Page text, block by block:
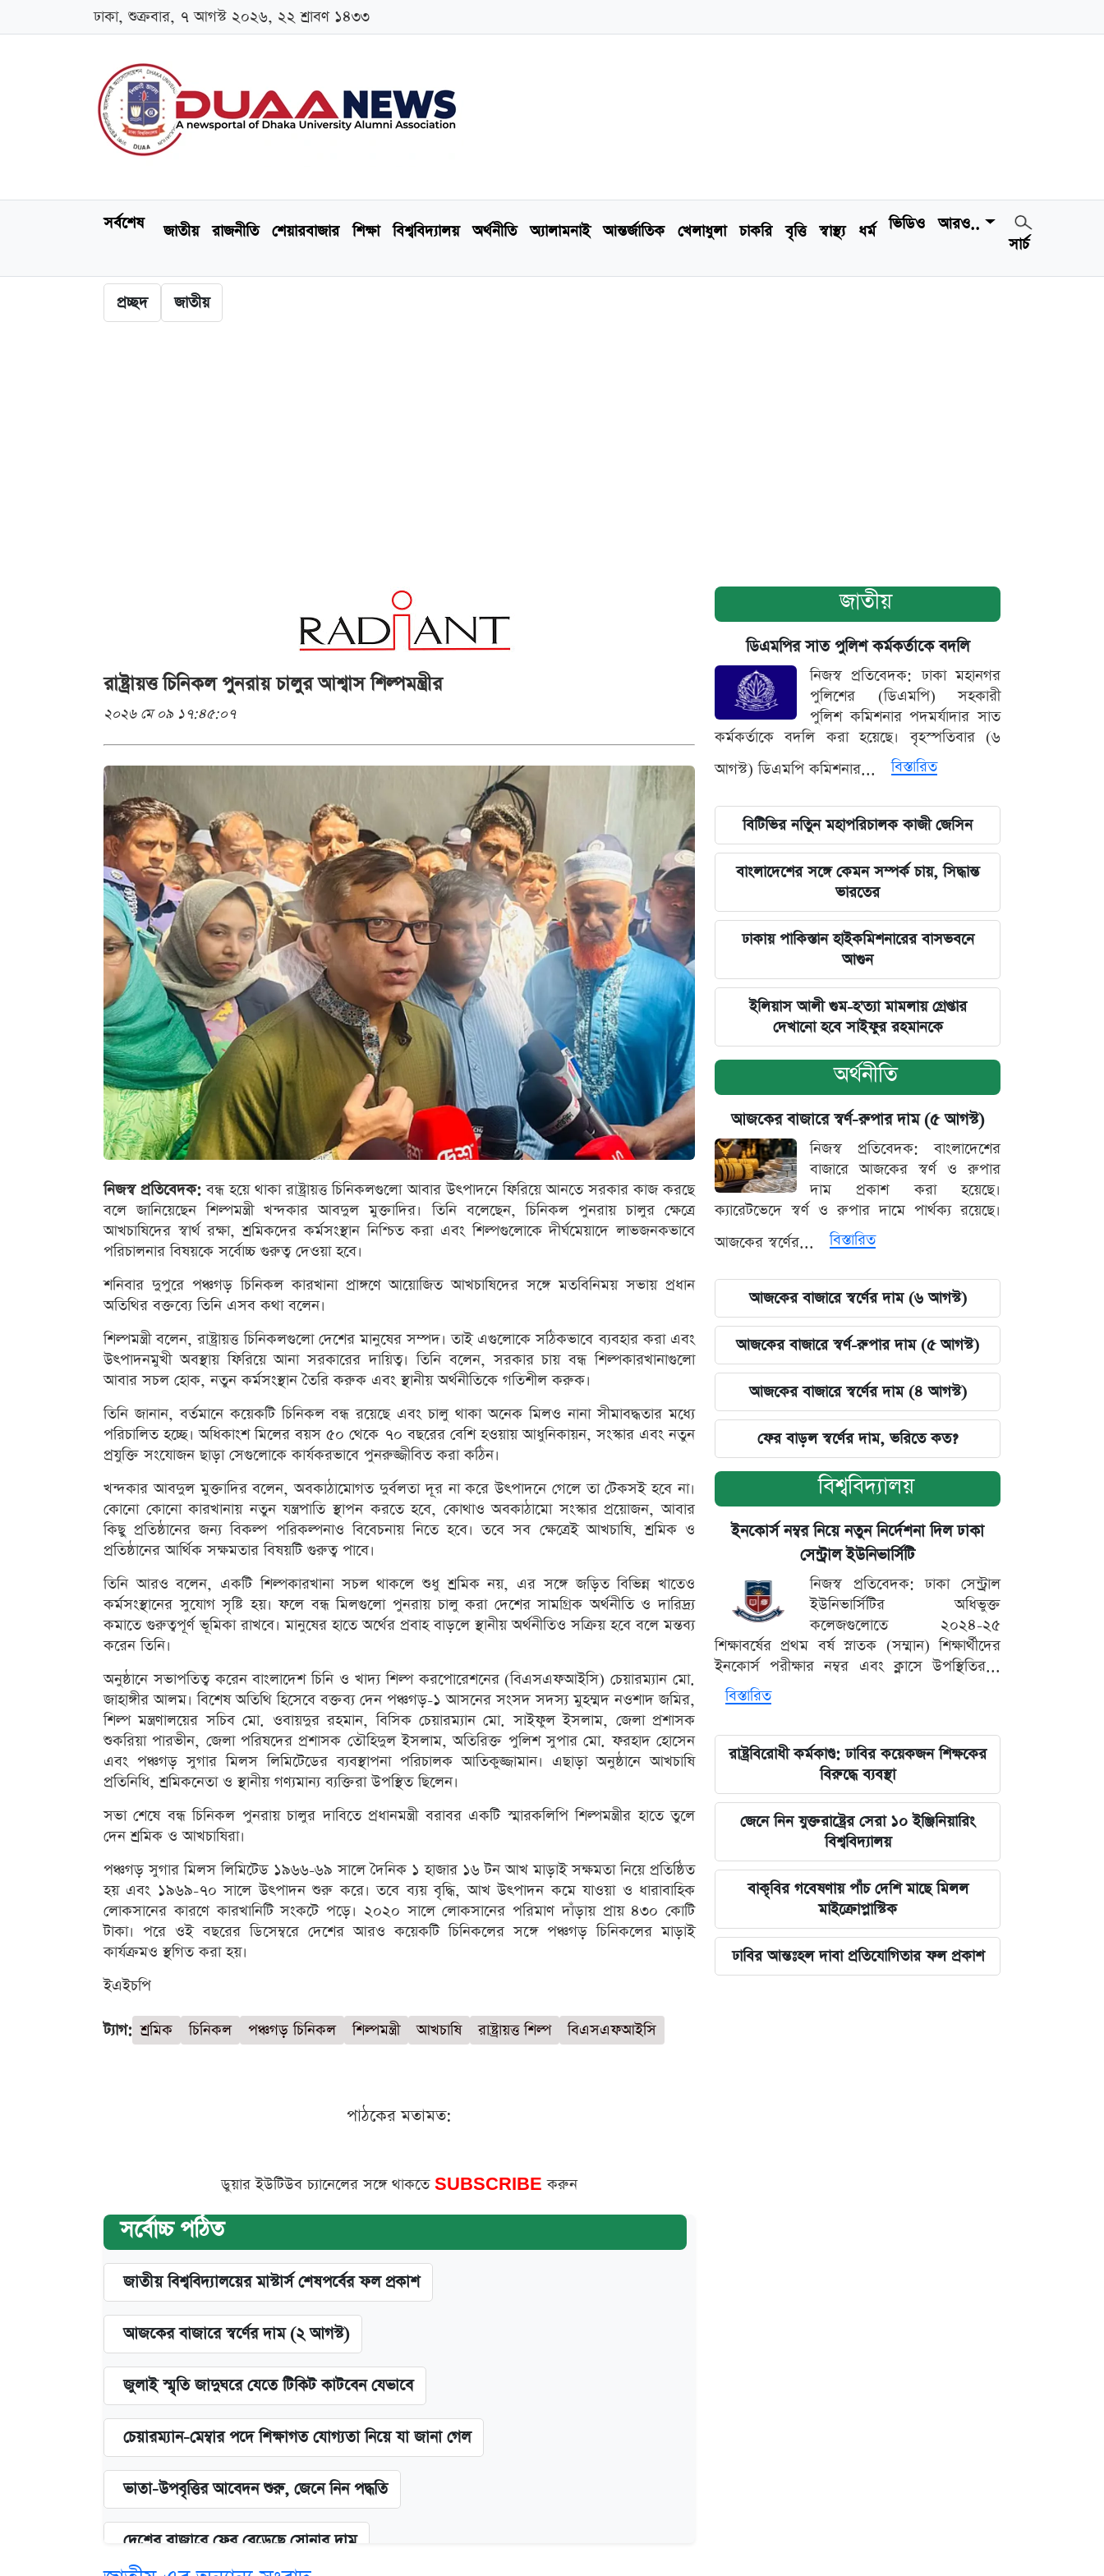
ঢাকা, শুক্রবার, ৭ আগস্ট ২০২৬, ২২ শ্রাবণ ১৪৩৩
সর্বশেষ জাতীয় রাজনীতি শেয়ারবাজার শিক্ষা বিশ্ববিদ্যালয় অর্থনীতি অ্যালামনাই আন্তর্জাতিক খেলাধুলা চাকরি বৃত্তি স্বাস্থ্য ধর্ম ভিডিও
আরও..
সার্চ
প্রচ্ছদ জাতীয়
রাষ্ট্রায়ত্ত চিনিকল পুনরায় চালুর আশ্বাস শিল্পমন্ত্রীর
২০২৬ মে ০৯ ১৭:৪৫:০৭
নিজস্ব প্রতিবেদক: বন্ধ হয়ে থাকা রাষ্ট্রায়ত্ত চিনিকলগুলো আবার উৎপাদনে ফিরিয়ে আনতে সরকার কাজ করছে
বলে জানিয়েছেন শিল্পমন্ত্রী খন্দকার আবদুল মুক্তাদির। তিনি বলেছেন, চিনিকল পুনরায় চালুর ক্ষেত্রে
আখচাষিদের স্বার্থ রক্ষা, শ্রমিকদের কর্মসংস্থান নিশ্চিত করা এবং শিল্পগুলোকে দীর্ঘমেয়াদে লাভজনকভাবে
পরিচালনার বিষয়কে সর্বোচ্চ গুরুত্ব দেওয়া হবে।
শনিবার দুপুরে পঞ্চগড় চিনিকল কারখানা প্রাঙ্গণে আয়োজিত আখচাষিদের সঙ্গে মতবিনিময় সভায় প্রধান
অতিথির বক্তব্যে তিনি এসব কথা বলেন।
শিল্পমন্ত্রী বলেন, রাষ্ট্রায়ত্ত চিনিকলগুলো দেশের মানুষের সম্পদ। তাই এগুলোকে সঠিকভাবে ব্যবহার করা এবং
উৎপাদনমুখী অবস্থায় ফিরিয়ে আনা সরকারের দায়িত্ব। তিনি বলেন, সরকার চায় বন্ধ শিল্পকারখানাগুলো
আবার সচল হোক, নতুন কর্মসংস্থান তৈরি করুক এবং স্থানীয় অর্থনীতিকে গতিশীল করুক।
তিনি জানান, বর্তমানে কয়েকটি চিনিকল বন্ধ রয়েছে এবং চালু থাকা অনেক মিলও নানা সীমাবদ্ধতার মধ্যে
পরিচালিত হচ্ছে। অধিকাংশ মিলের বয়স ৫০ থেকে ৭০ বছরের বেশি হওয়ায় আধুনিকায়ন, সংস্কার এবং নতুন
প্রযুক্তি সংযোজন ছাড়া সেগুলোকে কার্যকরভাবে পুনরুজ্জীবিত করা কঠিন।
খন্দকার আবদুল মুক্তাদির বলেন, অবকাঠামোগত দুর্বলতা দূর না করে উৎপাদনে গেলে তা টেকসই হবে না।
কোনো কোনো কারখানায় নতুন যন্ত্রপাতি স্থাপন করতে হবে, কোথাও অবকাঠামো সংস্কার প্রয়োজন, আবার
কিছু প্রতিষ্ঠানের জন্য বিকল্প পরিকল্পনাও বিবেচনায় নিতে হবে। তবে সব ক্ষেত্রেই আখচাষি, শ্রমিক ও
প্রতিষ্ঠানের আর্থিক সক্ষমতার বিষয়টি গুরুত্ব পাবে।
তিনি আরও বলেন, একটি শিল্পকারখানা সচল থাকলে শুধু শ্রমিক নয়, এর সঙ্গে জড়িত বিভিন্ন খাতেও
কর্মসংস্থানের সুযোগ সৃষ্টি হয়। ফলে বন্ধ মিলগুলো পুনরায় চালু করা দেশের সামগ্রিক অর্থনীতি ও দারিদ্র্য
কমাতে গুরুত্বপূর্ণ ভূমিকা রাখবে। মানুষের হাতে অর্থের প্রবাহ বাড়লে স্থানীয় অর্থনীতিও সক্রিয় হবে বলে মন্তব্য
করেন তিনি।
অনুষ্ঠানে সভাপতিত্ব করেন বাংলাদেশ চিনি ও খাদ্য শিল্প করপোরেশনের (বিএসএফআইসি) চেয়ারম্যান মো.
জাহাঙ্গীর আলম। বিশেষ অতিথি হিসেবে বক্তব্য দেন পঞ্চগড়-১ আসনের সংসদ সদস্য মুহম্মদ নওশাদ জমির,
শিল্প মন্ত্রণালয়ের সচিব মো. ওবায়দুর রহমান, বিসিক চেয়ারম্যান মো. সাইফুল ইসলাম, জেলা প্রশাসক
শুকরিয়া পারভীন, জেলা পরিষদের প্রশাসক তৌহিদুল ইসলাম, অতিরিক্ত পুলিশ সুপার মো. ফরহাদ হোসেন
এবং পঞ্চগড় সুগার মিলস লিমিটেডের ব্যবস্থাপনা পরিচালক আতিকুজ্জামান। এছাড়া অনুষ্ঠানে আখচাষি
প্রতিনিধি, শ্রমিকনেতা ও স্থানীয় গণ্যমান্য ব্যক্তিরা উপস্থিত ছিলেন।
সভা শেষে বন্ধ চিনিকল পুনরায় চালুর দাবিতে প্রধানমন্ত্রী বরাবর একটি স্মারকলিপি শিল্পমন্ত্রীর হাতে তুলে
দেন শ্রমিক ও আখচাষিরা।
পঞ্চগড় সুগার মিলস লিমিটেড ১৯৬৬-৬৯ সালে দৈনিক ১ হাজার ১৬ টন আখ মাড়াই সক্ষমতা নিয়ে প্রতিষ্ঠিত
হয় এবং ১৯৬৯-৭০ সালে উৎপাদন শুরু করে। তবে ব্যয় বৃদ্ধি, আখ উৎপাদন কমে যাওয়া ও ধারাবাহিক
লোকসানের কারণে কারখানিটি সংকটে পড়ে। ২০২০ সালে লোকসানের পরিমাণ দাঁড়ায় প্রায় ৪৩০ কোটি
টাকা। পরে ওই বছরের ডিসেম্বরে দেশের আরও কয়েকটি চিনিকলের সঙ্গে পঞ্চগড় চিনিকলের মাড়াই
কার্যক্রমও স্থগিত করা হয়।
ইএইচপি
ট্যাগ: শ্রমিক চিনিকল পঞ্চগড় চিনিকল শিল্পমন্ত্রী আখচাষি রাষ্ট্রায়ত্ত শিল্প বিএসএফআইসি
পাঠকের মতামত:
ডুয়ার ইউটিউব চ্যানেলের সঙ্গে থাকতে SUBSCRIBEকরুন
সর্বোচ্চ পঠিত
জাতীয় বিশ্ববিদ্যালয়ের মাস্টার্স শেষপর্বের ফল প্রকাশ
আজকের বাজারে স্বর্ণের দাম (২ আগস্ট)
জুলাই স্মৃতি জাদুঘরে যেতে টিকিট কাটবেন যেভাবে
চেয়ারম্যান-মেম্বার পদে শিক্ষাগত যোগ্যতা নিয়ে যা জানা গেল
ভাতা-উপবৃত্তির আবেদন শুরু, জেনে নিন পদ্ধতি
দেশের বাজারে ফের বেড়েছে সোনার দাম
জাতীয়
ডিএমপির সাত পুলিশ কর্মকর্তাকে বদলি
নিজস্ব প্রতিবেদক: ঢাকা মহানগর
পুলিশের (ডিএমপি) সহকারী
পুলিশ কমিশনার পদমর্যাদার সাত
কর্মকর্তাকে বদলি করা হয়েছে। বৃহস্পতিবার (৬
আগস্ট) ডিএমপি কমিশনার...
বিস্তারিত
বিটিভির নতিুন মহাপরিচালক কাজী জেসিন
বাংলাদেশের সঙ্গে কেমন সম্পর্ক চায়, সিদ্ধান্ত
ভারতের
ঢাকায় পাকিস্তান হাইকমিশনারের বাসভবনে
আগুন
ইলিয়াস আলী গুম-হ'ত্যা মামলায় গ্রেপ্তার
দেখানো হবে সাইফুর রহমানকে
অর্থনীতি
আজকের বাজারে স্বর্ণ-রুপার দাম (৫ আগস্ট)
নিজস্ব প্রতিবেদক: বাংলাদেশের
বাজারে আজকের স্বর্ণ ও রুপার
দাম প্রকাশ করা হয়েছে।
ক্যারেটভেদে স্বর্ণ ও রুপার দামে পার্থক্য রয়েছে।
আজকের স্বর্ণের...
বিস্তারিত
আজকের বাজারে স্বর্ণের দাম (৬ আগস্ট)
আজকের বাজারে স্বর্ণ-রুপার দাম (৫ আগস্ট)
আজকের বাজারে স্বর্ণের দাম (৪ আগস্ট)
ফের বাড়ল স্বর্ণের দাম, ভরিতে কত?
বিশ্ববিদ্যালয়
ইনকোর্স নম্বর নিয়ে নতুন নির্দেশনা দিল ঢাকা
সেন্ট্রাল ইউনিভার্সিটি
নিজস্ব প্রতিবেদক: ঢাকা সেন্ট্রাল
ইউনিভার্সিটির অধিভুক্ত
কলেজগুলোতে ২০২৪-২৫
শিক্ষাবর্ষের প্রথম বর্ষ স্নাতক (সম্মান) শিক্ষার্থীদের
ইনকোর্স পরীক্ষার নম্বর এবং ক্লাসে উপস্থিতির...
বিস্তারিত
রাষ্ট্রবিরোধী কর্মকাণ্ড: ঢাবির কয়েকজন শিক্ষকের
বিরুদ্ধে ব্যবস্থা
জেনে নিন যুক্তরাষ্ট্রের সেরা ১০ ইঞ্জিনিয়ারিং
বিশ্ববিদ্যালয়
বাকৃবির গবেষণায় পাঁচ দেশি মাছে মিলল
মাইক্রোপ্লাস্টিক
ঢাবির আন্তঃহল দাবা প্রতিযোগিতার ফল প্রকাশ